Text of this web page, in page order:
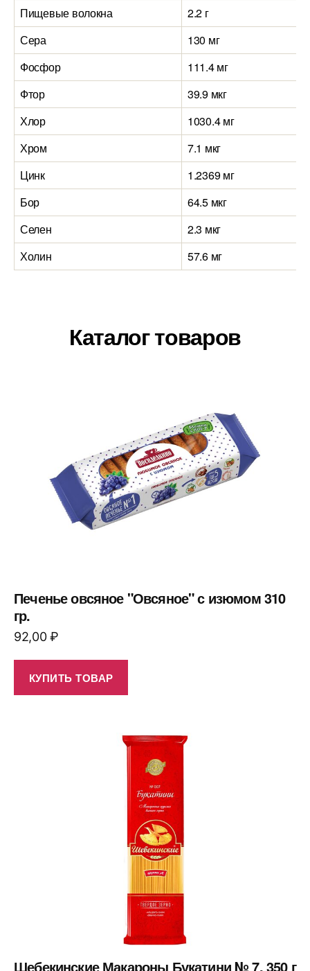
Пищевые волокна
2.2 г
Сера
130 мг
Фосфор
111.4 мг
Фтор
39.9 мкг
Хлор
1030.4 мг
Хром
7.1 мкг
Цинк
1.2369 мг
Бор
64.5 мкг
Селен
2.3 мкг
Холин
57.6 мг
Каталог товаров
Печенье овсяное "Овсяное" с изюмом 310
гр.
92,00₽
КУПИТЬ ТОВАР
Шебекинские Макароны Букатини № 7, 350 г